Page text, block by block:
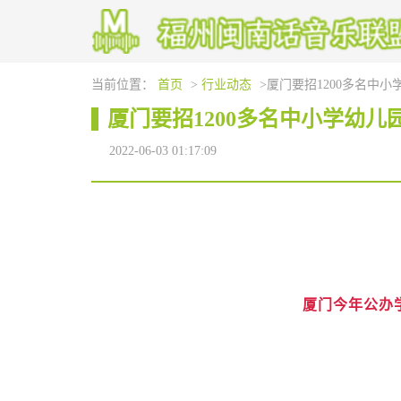
当前位置： 首页 > 行业动态 >厦门要招1200多名中小
厦门要招1200多名中小学幼
2022-06-03 01:17:09
厦门今年公办